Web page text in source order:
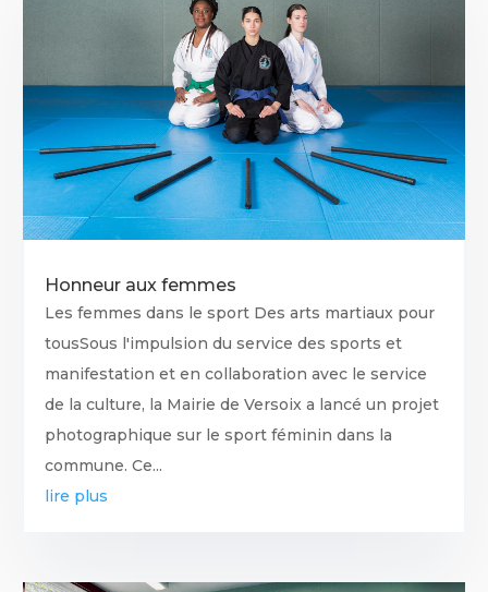
Honneur aux femmes
Les femmes dans le sport Des arts martiaux pour
tousSous l'impulsion du service des sports et
manifestation et en collaboration avec le service
de la culture, la Mairie de Versoix a lancé un projet
photographique sur le sport féminin dans la
commune. Ce...
lire plus